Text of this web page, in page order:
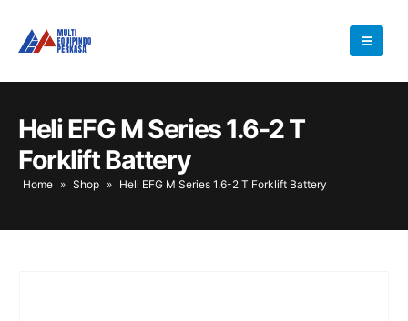
Heli EFG M Series 1.6-2 T
Forklift Battery
Home » Shop » Heli EFG M Series 1.6-2 T Forklift Battery